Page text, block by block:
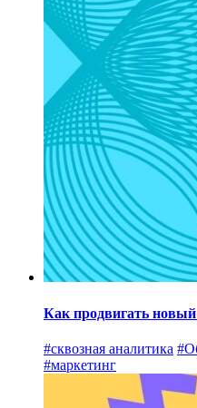
Как продвигать
#сквозная аналитика
#маркетинг